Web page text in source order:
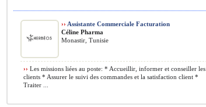
›› Assistante Commerciale Facturation
Céline Pharma
Monastir, Tunisie
›› Les missions liées au poste: * Accueillir, informer et conseiller les
clients * Assurer le suivi des commandes et la satisfaction client *
Traiter ...